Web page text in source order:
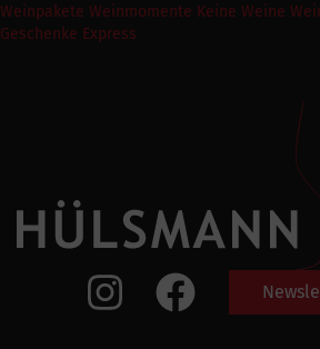
Weinpakete Weinmomente Keine Weine
Geschenke Express